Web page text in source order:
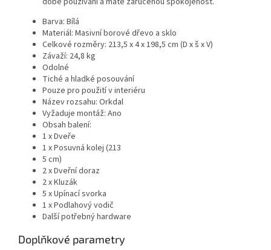
Barva: Bílá
Materiál: Masivní borové dřevo a sklo
Celkové rozměry: 213,5 x 4 x 198,5 cm (D x š x V)
Závaží: 24,8 kg
Odolné
Tiché a hladké posouvání
Pouze pro použití v interiéru
Název rozsahu: Orkdal
Vyžaduje montáž: Ano
Obsah balení:
1 x Dveře
1 x Posuvná kolej (213
5 cm)
2 x Dveřní doraz
2 x Kluzák
5 x Upínací svorka
1 x Podlahový vodič
Další potřebný hardware
Doplňkové parametry